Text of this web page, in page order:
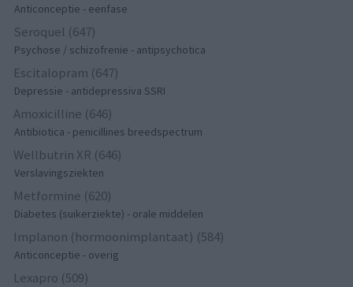
Anticonceptie - eenfase
Seroquel (647)
Psychose / schizofrenie - antipsychotica
Escitalopram (647)
Depressie - antidepressiva SSRI
Amoxicilline (646)
Antibiotica - penicillines breedspectrum
Wellbutrin XR (646)
Verslavingsziekten
Metformine (620)
Diabetes (suikerziekte) - orale middelen
Implanon (hormoonimplantaat) (584)
Anticonceptie - overig
Lexapro (509)